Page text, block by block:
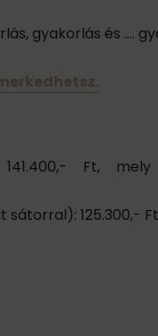
gyakorlás és ….
141.400,- Ft,
125.300,-